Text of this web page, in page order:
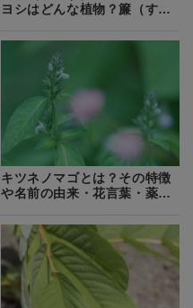
ヨシはどんな植物？簾（すだ
キツネノマゴとは？その特徴
や名前の由来・花言葉・薬効